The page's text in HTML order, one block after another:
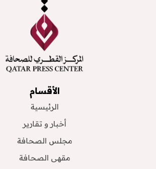
الأقسام
الرئيسية
أخبار و تقارير
مجلس الصحافة
مقهى الصحافة